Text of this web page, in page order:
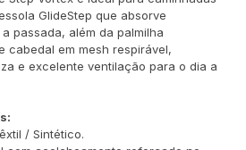
GlideStep que absorve
passada, além da palmilha
cabedal em mesh respirável,
e excelente ventilação para o dia a
/ Sintético.